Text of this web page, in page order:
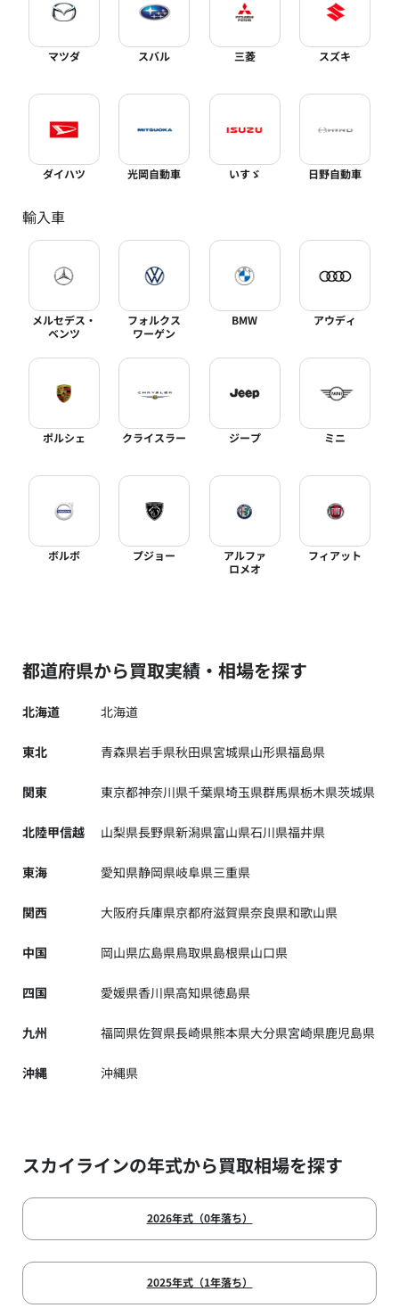
マツダ スバル 三菱 スズキ
ダイハツ 光岡自動車 いすゞ 日野自動車
輸入車
メルセデス・
ベンツ
フォルクス
ワーゲン
BMW アウディ
ポルシェ クライスラー ジープ ミニ
ボルボ プジョー
アルファ
ロメオ
フィアット
都道府県から買取実績・相場を探す
北海道 北海道
東北 青森県岩手県秋田県宮城県山形県福島県
関東 東京都神奈川県千葉県埼玉県群馬県栃木県茨城県
北陸甲信越 山梨県長野県新潟県富山県石川県福井県
東海 愛知県静岡県岐阜県三重県
関西 大阪府兵庫県京都府滋賀県奈良県和歌山県
中国 岡山県広島県鳥取県島根県山口県
四国 愛媛県香川県高知県徳島県
九州 福岡県佐賀県長崎県熊本県大分県宮崎県鹿児島県
沖縄 沖縄県
スカイラインの年式から買取相場を探す
2026年式（0年落ち）
2025年式（1年落ち）